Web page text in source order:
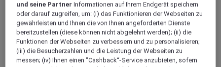
und seine Partner Informationen auf Ihrem Endgerät speichern
oder darauf zugreifen, um: (i) das Funktionieren der Webseiten zu
gewährleisten und Ihnen die von Ihnen angeforderten Dienste
bereitzustellen (diese können nicht abgelehnt werden); (ii) die
Funktionen der Webseiten zu verbessern und zu personalisieren;
(iii) die Besucherzahlen und die Leistung der Webseiten zu
messen; (iv) Ihnen einen "Cashback“-Service anzubieten, sofern